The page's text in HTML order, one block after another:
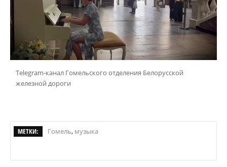
Telegram-канал Гомельского отделения Белорусской
железной дороги
МЕТКИ: Гомель, музыка